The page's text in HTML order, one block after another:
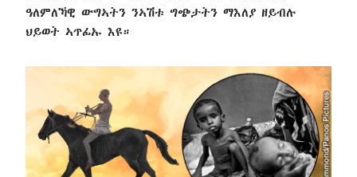
ዓለምለኻዊ ውግኣትን ንኣሽቱ ግጭታትን ማእለያ ዘይብሉ
ህይወት ኣጥፊኡ እዩ።